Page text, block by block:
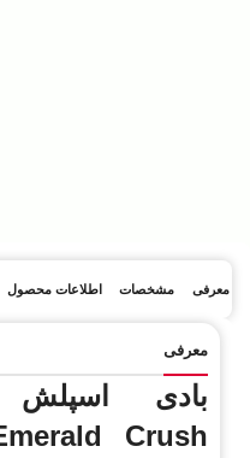
معرفی مشخصات اطلاعات محصول
معرفی
بادی اسپلش